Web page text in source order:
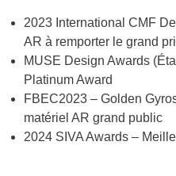
2023 International CMF
AR à remporter le grand
MUSE Design Awards
Platinum Award
FBEC2023 – Golden
matériel AR grand public
2024 SIVA Awards –